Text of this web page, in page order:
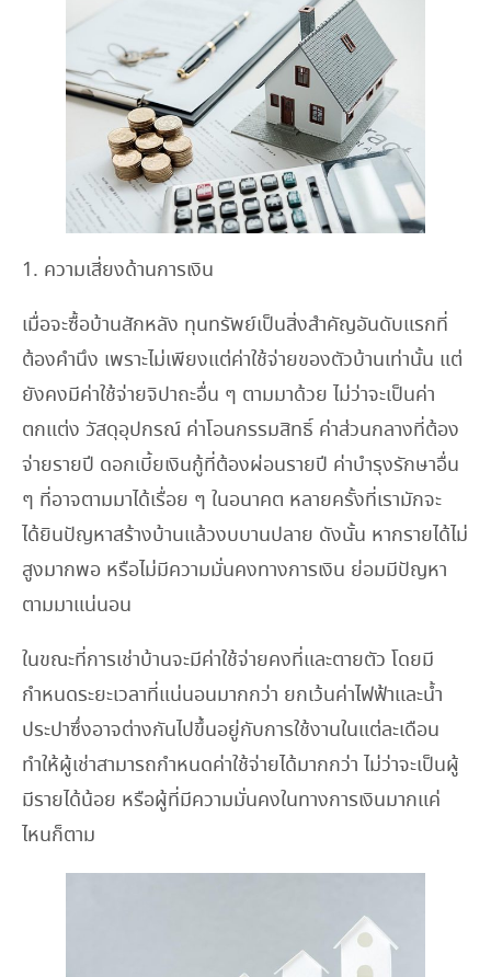
1. ความเสี่ยงด้านการเงิน
เมื่อจะซื้อบ้านสักหลัง ทุนทรัพย์เป็นสิ่งสำคัญอันดับแรกที่
ต้องคำนึง เพราะไม่เพียงแต่ค่าใช้จ่ายของตัวบ้านเท่านั้น แต่
ยังคงมีค่าใช้จ่ายจิปาถะอื่น ๆ ตามมาด้วย ไม่ว่าจะเป็นค่า
ตกแต่ง วัสดุอุปกรณ์ ค่าโอนกรรมสิทธิ์ ค่าส่วนกลางที่ต้อง
จ่ายรายปี ดอกเบี้ยเงินกู้ที่ต้องผ่อนรายปี ค่าบำรุงรักษาอื่น
ๆ ที่อาจตามมาได้เรื่อย ๆ ในอนาคต หลายครั้งที่เรามักจะ
ได้ยินปัญหาสร้างบ้านแล้วงบบานปลาย ดังนั้น หากรายได้ไม่
สูงมากพอ หรือไม่มีความมั่นคงทางการเงิน ย่อมมีปัญหา
ตามมาแน่นอน
ในขณะที่การเช่าบ้านจะมีค่าใช้จ่ายคงที่และตายตัว โดยมี
กำหนดระยะเวลาที่แน่นอนมากกว่า ยกเว้นค่าไฟฟ้าและน้ำ
ประปาซึ่งอาจต่างกันไปขึ้นอยู่กับการใช้งานในแต่ละเดือน
ทำให้ผู้เช่าสามารถกำหนดค่าใช้จ่ายได้มากกว่า ไม่ว่าจะเป็นผู้
มีรายได้น้อย หรือผู้ที่มีความมั่นคงในทางการเงินมากแค่
ไหนก็ตาม